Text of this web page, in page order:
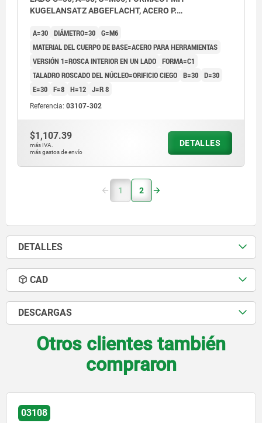
KUGELANSATZ ABGEFLACHT, ACERO P.
A=30 DIÁMETRO=30 G=M6
MATERIAL DEL CUERPO DE BASE=ACERO PARA HERRAMIENTAS
VERSIÓN 1=ROSCA INTERIOR EN UN LADO FORMA=C1
TALADRO ROSCADO DEL NÚCLEO=ORIFICIO CIEGO B=30 D=30
E=30 F=8 H=12 J=R 8
Referencia: 03107-302
$1,107.39
más IVA.
más gastos de envío
DETALLES
1 2
DETALLES
CAD
DESCARGAS
Otros clientes también
compraron
03108